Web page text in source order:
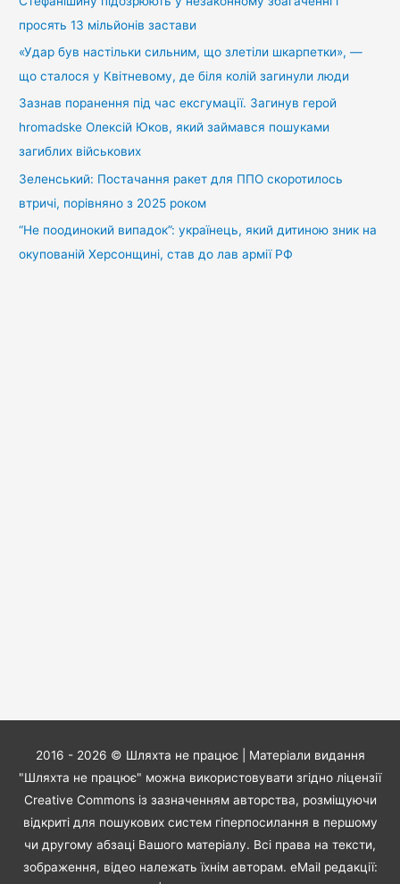
просять 13 мільйонів застави
«Удар був настільки сильним, що злетіли шкарпетки», —
що сталося у Квітневому, де біля колій загинули люди
Зазнав поранення під час ексгумації. Загинув герой
hromadske Олексій Юков, який займався пошуками
загиблих військових
Зеленський: Постачання ракет для ППО скоротилось
втричі, порівняно з 2025 роком
“Не поодинокий випадок”: українець, який дитиною зник на
окупованій Херсонщині, став до лав армії РФ
2016 - 2026 © Шляхта не працює| Матеріали видання
"Шляхта не працює" можна використовувати згідно ліцензії
Creative Commons із зазначенням авторства, розміщуючи
відкриті для пошукових систем гіперпосилання в першому
чи другому абзаці Вашого матеріалу. Всі права на тексти,
зображення, відео належать їхнім авторам. eMail редакції: